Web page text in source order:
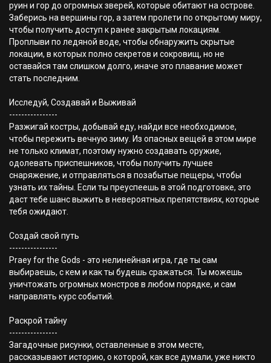
руин и гор до огромных зверей, которые обитают на острове.
Заберись на вершины гор, а затем пролети по открытому миру,
чтобы получить доступ к ранее закрытым локациям.
Проплыви по ледяной воде, чтобы обнаружить скрытые
локации, в которых полно секретов и сокровищ, но не
оставайся там слишком долго, иначе это плавание может
стать последним.
Исследуй, Создавай и Выживай
----------------
Разжигай костры, добывай еду, найди все необходимое,
чтобы пережить вечную зиму. Из опасных вещей в этом мире
не только климат, поэтому нужно создавать оружие,
одолевать приспешников, чтобы получить лучшее
снаряжение, и отправляться в позабытые пещеры, чтобы
узнать их тайны. Если ты преуспеешь в этой подготовке, это
даст тебе шанс выжить в невероятных препятствиях, которые
тебя ожидают.
Создай свой путь
----------------
Praey for the Gods - это нелинейная игра, где ты сам
выбираешь, с кем и как ты будешь сражаться. Ты можешь
уничтожать огромных монстров в любом порядке, и сам
направлять курс событий.
Раскрой тайну
----------------
Загадочные рисунки, оставленные в этом месте,
рассказывают историю, о которой, как все думали, уже никто